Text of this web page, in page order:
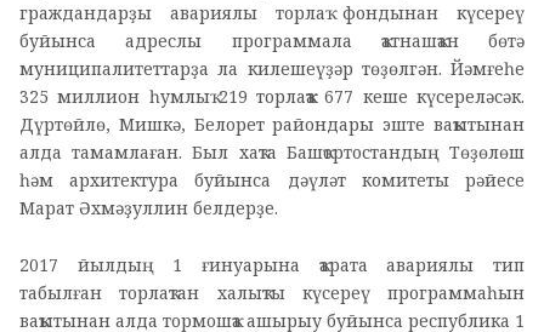
граждандарҙы авариялы торлаҡ фондынан күсереү
буйынса адреслы программала ҡатнашҡан бөтә
муниципалитеттарҙа ла килешеүҙәр төҙөлгән. Йәмғеһе
325 миллион һумлыҡ 219 торлаҡҡа 677 кеше күсереләсәк.
Дүртөйлө, Мишкә, Белорет райондары эште ваҡытынан
алда тамамлаған. Был хаҡта Башҡортостандың Төҙөлөш
һәм архитектура буйынса дәүләт комитеты рәйесе
Марат Әхмәҙуллин белдерҙе.
2017 йылдың 1 ғинуарына ҡарата авариялы тип
табылған торлаҡтан халыҡты күсереү программаһын
ваҡытынан алда тормошҡа ашырыу буйынса республика 1